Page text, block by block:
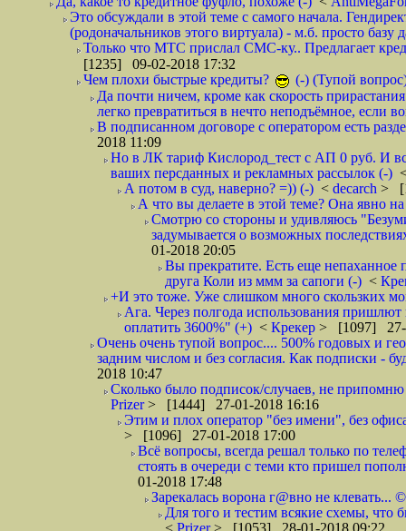
Это обсуждали в этой теме с самого начала.
(родоначальников этого виртуала) - м.б. просто
Только что МТС прислал СМС-ку.. Предлагает
[1235] 09-02-2018 17:32
Чем плохи быстрые кредиты?
(-) (Тупой
Да почти ничем, кроме как скорость
легко превратиться в нечто неподъёмное, если
В подписанном договоре с оператором есть
2018 11:09
Но в ЛК тариф Кислород_тест с АП 0 руб. И
ваших персданных и рекламных рассылок (-)
А потом в суд, наверно? =)) (-) < decarch >
А что вы делаете в этой теме? Она явно
Смотрю со стороны и удивляюсь
задумывается о возможных
01-2018 20:05
Вы прекратите. Есть еще непаханное
друга Коли из ммм за сапоги (-) <
+И это тоже. Уже слишком много скользких
Ага. Через полгода использования
оплатить 3600%" (+) < Крекер > [1097] 27-
Очень очень тупой вопрос.... 500% годовых и
задним числом и без согласия. Как подписки -
2018 10:47
Сколько было подписок/случаев, не
Prizer> [1444] 27-01-2018 16:16
Этим и плох оператор "без имени", без
> [1096] 27-01-2018 17:00
Всё вопросы, всегда решал только по
стоять в очереди с теми кто пришел
01-2018 17:48
Зарекалась ворона г@вно не клевать...
Для того и тестим всякие схемы, что
< Prizer> [1053] 28-01-2018 09:22